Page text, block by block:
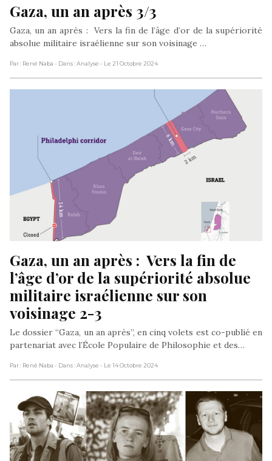
Gaza, un an après 3/3
Gaza, un an après : Vers la fin de l’âge d’or de la supériorité
absolue militaire israélienne sur son voisinage …
Par : René Naba - Dans : Analyse - Le 21 Octobre 2024
Gaza, un an après :  Vers la fin de
l’âge d’or de la supériorité absolue
militaire israélienne sur son
voisinage 2-3
Le dossier “Gaza, un an après”, en cinq volets est co-publié en
partenariat avec l’École Populaire de Philosophie et des…
Par : René Naba - Dans : Analyse - Le 14 Octobre 2024